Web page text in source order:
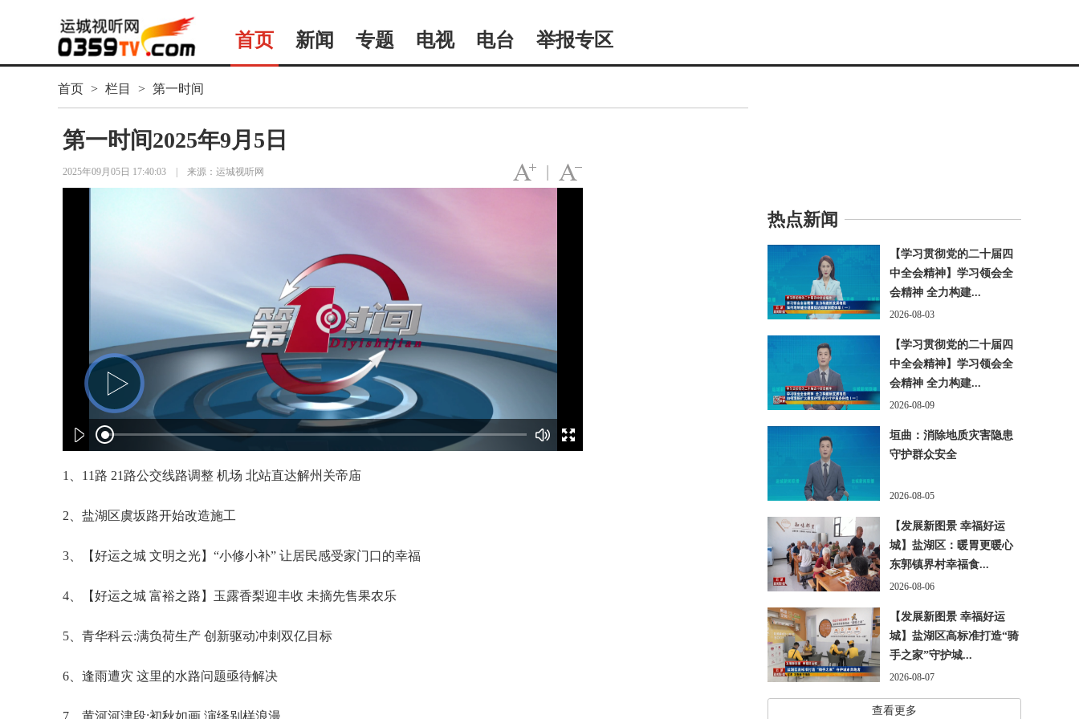
首页 新闻 专题 电视 电台 举报专区
首页 > 栏目 > 第一时间
第一时间2025年9月5日
2025年09月05日 17:40:03 来源：运城视听网 |
1、11路 21路公交线路调整 机场 北站直达解州关帝庙
2、盐湖区虞坂路开始改造施工
3、【好运之城 文明之光】“小修小补” 让居民感受家门口的幸福
4、【好运之城 富裕之路】玉露香梨迎丰收 未摘先售果农乐
5、青华科云:满负荷生产 创新驱动冲刺双亿目标
6、逢雨遭灾 这里的水路问题亟待解决
7、黄河河津段:初秋如画 演绎别样浪漫
热点新闻
【学习贯彻党的二十届四
中全会精神】学习领会全
会精神 全力构建...
2026-08-03
【学习贯彻党的二十届四
中全会精神】学习领会全
会精神 全力构建...
2026-08-09
垣曲：消除地质灾害隐患
守护群众安全
2026-08-05
【发展新图景 幸福好运
城】盐湖区：暖胃更暖心
东郭镇界村幸福食...
2026-08-06
【发展新图景 幸福好运
城】盐湖区高标准打造“骑
手之家”守护城...
2026-08-07
查看更多